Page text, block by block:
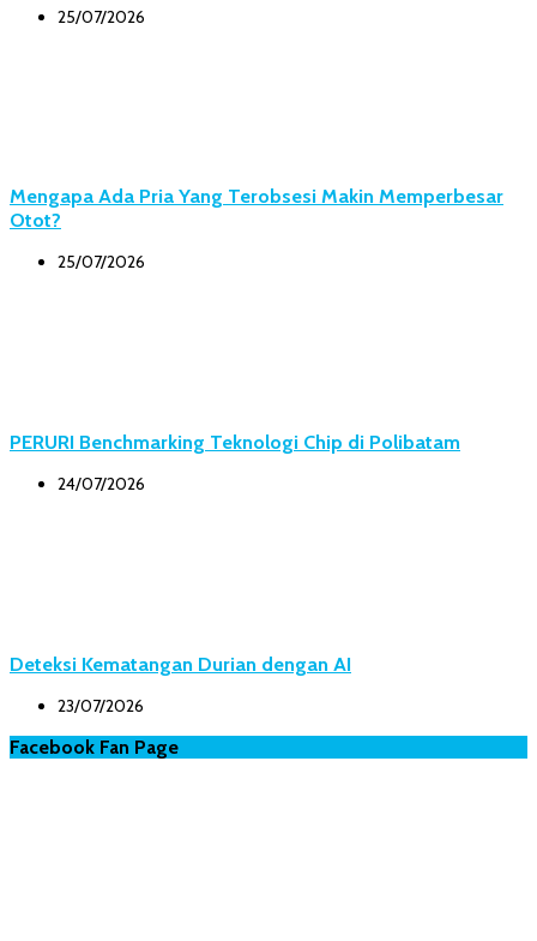
25/07/2026
Mengapa Ada Pria Yang Terobsesi Makin Memperbesar
Otot?
25/07/2026
PERURI Benchmarking Teknologi Chip di Polibatam
24/07/2026
Deteksi Kematangan Durian dengan AI
23/07/2026
Facebook Fan Page